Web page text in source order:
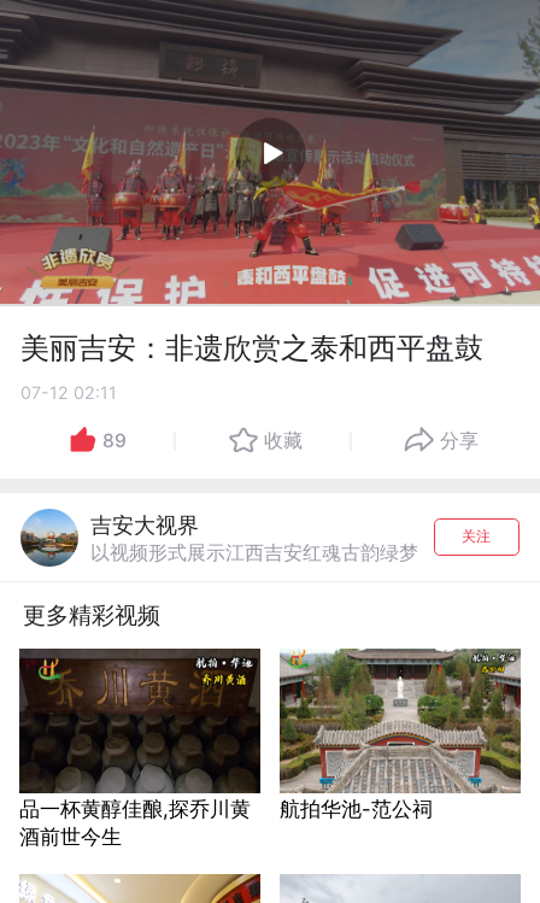
美丽吉安：非遗欣赏之泰和西平盘鼓
07-12 02:11
89 收藏 分享
吉安大视界
以视频形式展示江西吉安红魂古韵绿梦
关注
更多精彩视频
品一杯黄醇佳酿,探乔川黄
酒前世今生
航拍华池-范公祠